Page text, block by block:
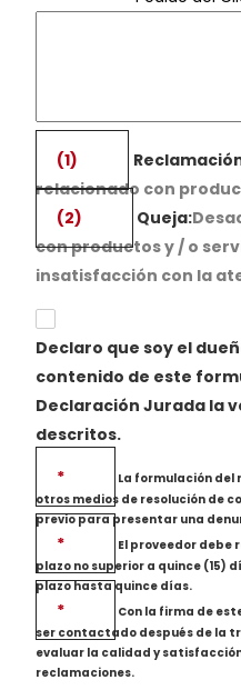
(1)
relacionado con
(2)
Queja:
con productos y / o
insatisfacción con la
Declaro que soy el
contenido de este
Declaración Jurada la
descritos.
*
La formulación del
otros medios de resolución de
previo para presentar una
*
El proveedor debe
plazo no superior a quince (15)
plazo hasta quince días.
*
Con la firma de
ser contactado después de la
evaluar la calidad y
reclamaciones.